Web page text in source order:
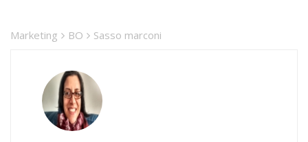
Marketing BO Sasso marconi